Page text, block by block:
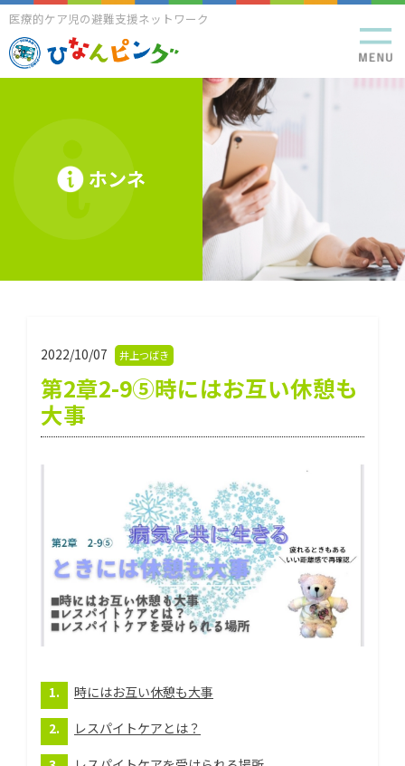
医療的ケア児の避難支援ネットワーク
ホンネ
2022/10/07 井上つばき
第2章2-9⑤時にはお互い休憩も
大事
時にはお互い休憩も大事
レスパイトケアとは？